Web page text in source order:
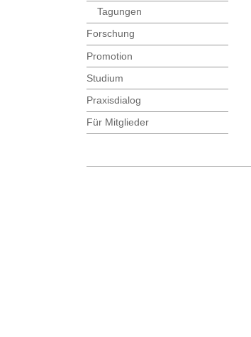
Tagungen
Forschung
Promotion
Studium
Praxisdialog
Für Mitglieder